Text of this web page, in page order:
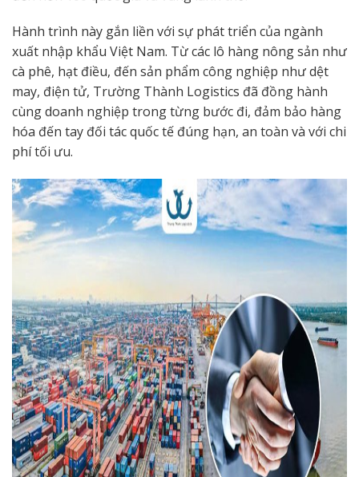
Hành trình này gắn liền với sự phát triển của ngành
xuất nhập khẩu Việt Nam. Từ các lô hàng nông sản như
cà phê, hạt điều, đến sản phẩm công nghiệp như dệt
may, điện tử, Trường Thành Logistics đã đồng hành
cùng doanh nghiệp trong từng bước đi, đảm bảo hàng
hóa đến tay đối tác quốc tế đúng hạn, an toàn và với chi
phí tối ưu.